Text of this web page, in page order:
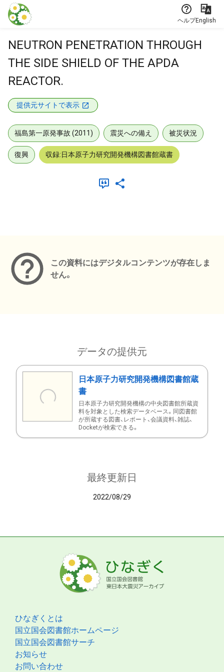
本文に飛ぶ
ヘルプEnglish
NEUTRON PENETRATION THROUGH
THE SIDE SHIELD OF THE APDA
REACTOR.
提供元サイトで表示
福島第一原発事故 (2011) 震災への備え 被災状況
復興 収録:日本原子力研究開発機構図書館蔵書
この資料にはデジタルコンテンツが存在しま
せん。
データの提供元
日本原子力研究開発機構図書館蔵
書
日本原子力研究開発機構の中央図書館所蔵資
料を対象とした検索データベース。同図書館
が所蔵する図書、レポート、会議資料、雑誌、
Docketが検索できる。
最終更新日
2022/08/29
ひなぎくとは
国立国会図書館ホームページ
国立国会図書館サーチ
お知らせ
お問い合わせ